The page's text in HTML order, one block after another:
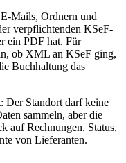
Mails, Ordnern und
verpflichtenden KSeF-
ein PDF hat. Für
ob XML an KSeF ging,
Buchhaltung das
Der Standort darf keine
sammeln, aber die
auf Rechnungen, Status,
von Lieferanten.